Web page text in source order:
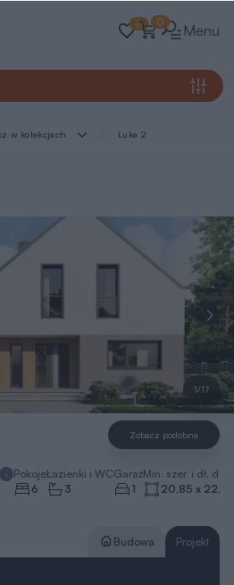
0 0 Menu
w kolekcjach Luka 2
1/17
Zobacz podobne
Pokoje
6
Łazienki i WC
3
Garaż
1
Min. szer. i dł.
20,85 x 22,55
Budowa Projekt